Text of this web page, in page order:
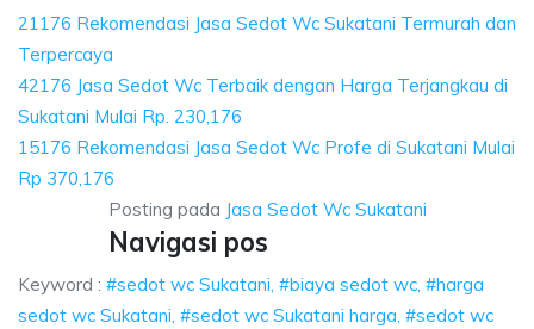
21176 Rekomendasi Jasa Sedot Wc Sukatani Termurah dan
Terpercaya
42176 Jasa Sedot Wc Terbaik dengan Harga Terjangkau di
Sukatani Mulai Rp. 230,176
15176 Rekomendasi Jasa Sedot Wc Profe di Sukatani Mulai
Rp 370,176
Posting pada Jasa Sedot Wc Sukatani
Navigasi pos
Keyword : #sedot wc Sukatani, #biaya sedot wc, #harga
sedot wc Sukatani, #sedot wc Sukatani harga, #sedot wc